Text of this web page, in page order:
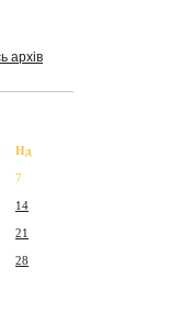
архів
Нд
7
14
21
28